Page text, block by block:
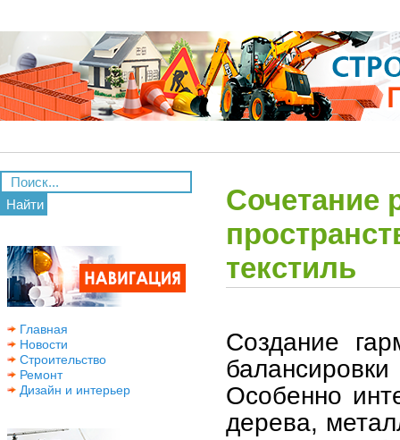
Найти
Главная
Новости
Строительство
Ремонт
Дизайн и интерьер
Сочетание
текстиль
Создание
Особенно
дерева,